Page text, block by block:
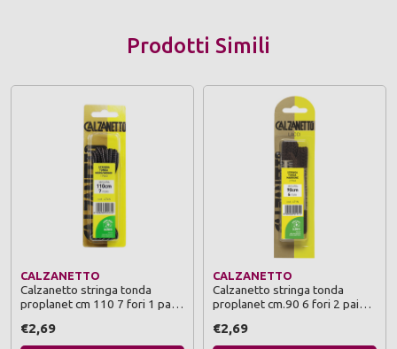
Prodotti Simili
CALZANETTO
Calzanetto stringa tonda
proplanet cm 110 7 fori 1 paio
€2,69
CALZANETTO
Calzanetto stringa tonda
proplanet cm.90 6 fori 2 paia
€2,69